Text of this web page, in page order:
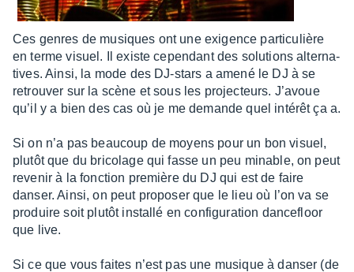
Ces genres de musiques ont une exigence parti­cu­lière
en terme visuel. Il existe cepen­dant des solu­tions alter­na­
tives. Ainsi, la mode des DJ-stars a amené le DJ à se
retrou­ver sur la scène et sous les projec­teurs. J’avoue
qu’il y a bien des cas où je me demande quel inté­rêt ça a.
Si on n’a pas beau­coup de moyens pour un bon visuel,
plutôt que du brico­lage qui fasse un peu minable, on peut
reve­nir à la fonc­tion première du DJ qui est de faire
danser. Ainsi, on peut propo­ser que le lieu où l’on va se
produire soit plutôt installé en confi­gu­ra­tion dance­floor
que live.
Si ce que vous faites n’est pas une musique à danser (de